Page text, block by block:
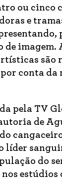
ou
e
imagem.
são
conta
pela TV
de
líder
do
estúdios